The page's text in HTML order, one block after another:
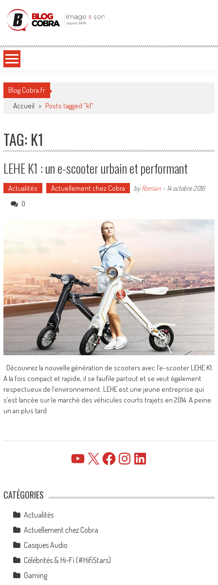
Blog Cobra
Blog Cobra.fr
Accueil > Posts tagged "k1"
TAG: K1
LEHE K1 : un e-scooter urbain et performant
Actualités Actuellement chez Cobra byRomain- 14 octobre 2016
0
Découvrez la nouvelle génération de scooters avec l’e-scooter LEHE K1.
A la fois compact et rapide, il se faufile partout et se veut également
respectueux de l’environnement. LEHE est une jeune entreprise qui
s’est lancée sur le marché des véhicules courts trajets en 2014. A peine
un an plus tard
YouTube FacebookInstagramLinkedIn
CATÉGORIES
Actualités
Actuellement chez Cobra
Casques Audio
Célébrités & Hi-Fi (#HifiStars)
Gaming